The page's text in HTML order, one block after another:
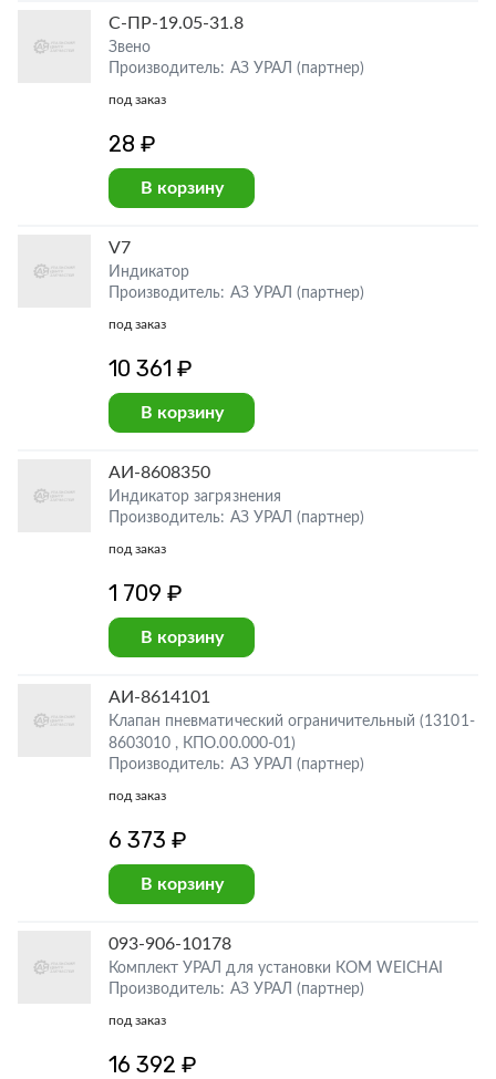
С-ПР-19.05-31.8
Звено
Производитель: АЗ УРАЛ (партнер)
под заказ
28 ₽
В корзину
V7
Индикатор
Производитель: АЗ УРАЛ (партнер)
под заказ
10 361 ₽
В корзину
АИ-8608350
Индикатор загрязнения
Производитель: АЗ УРАЛ (партнер)
под заказ
1 709 ₽
В корзину
АИ-8614101
Клапан пневматический ограничительный (13101-
8603010 , КПО.00.000-01)
Производитель: АЗ УРАЛ (партнер)
под заказ
6 373 ₽
В корзину
093-906-10178
Комплект УРАЛ для установки КОМ WEICHAI
Производитель: АЗ УРАЛ (партнер)
под заказ
16 392 ₽